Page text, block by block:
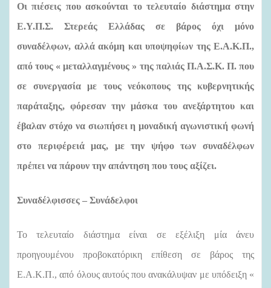
Οι πιέσεις που ασκούνται το τελευταίο διάστημα στην
Ε.Υ.Π.Σ. Στερεάς Ελλάδας σε βάρος όχι μόνο
συναδέλφων, αλλά ακόμη και υποψηφίων της Ε.Α.Κ.Π.,
από τους « μεταλλαγμένους » της παλιάς Π.Α.Σ.Κ. Π. που
σε συνεργασία με τους νεόκοπους της κυβερνητικής
παράταξης, φόρεσαν την μάσκα του ανεξάρτητου και
έβαλαν στόχο να σιωπήσει η μοναδική αγωνιστική φωνή
στο περιφέρειά μας, με την ψήφο των συναδέλφων
πρέπει να πάρουν την απάντηση που τους αξίζει.
Συναδέλφισσες – Συνάδελφοι
Το τελευταίο διάστημα είναι σε εξέλιξη μία άνευ
προηγουμένου προβοκατόρικη επίθεση σε βάρος της
Ε.Α.Κ.Π., από όλους αυτούς που ανακάλυψαν με υπόδειξη «